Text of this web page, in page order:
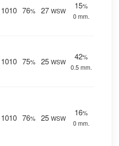
1010 76% 27 WSW
15%
0 mm.
1010 75% 25 WSW
42%
0.5 mm.
1010 76% 25 WSW
16%
0 mm.